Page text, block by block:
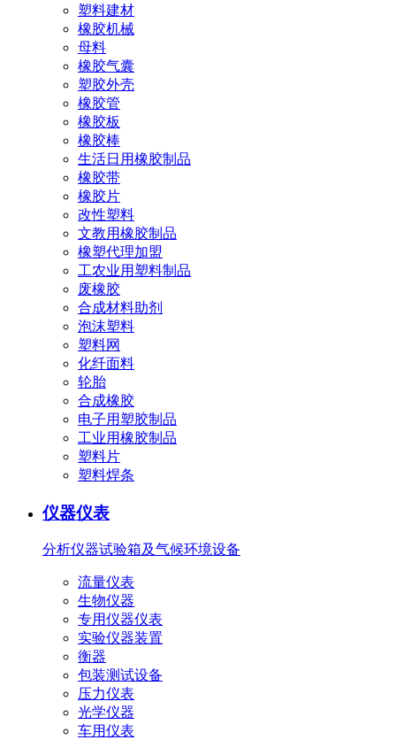
塑料建材
橡胶机械
母料
橡胶气囊
塑胶外壳
橡胶管
橡胶板
橡胶棒
生活日用橡胶制品
橡胶带
橡胶片
改性塑料
文教用橡胶制品
橡塑代理加盟
工农业用塑料制品
废橡胶
合成材料助剂
泡沫塑料
塑料网
化纤面料
轮胎
合成橡胶
电子用塑胶制品
工业用橡胶制品
塑料片
塑料焊条
仪器仪表
分析仪器试验箱及气候环境设备
流量仪表
生物仪器
专用仪器仪表
实验仪器装置
衡器
包装测试设备
压力仪表
光学仪器
车用仪表